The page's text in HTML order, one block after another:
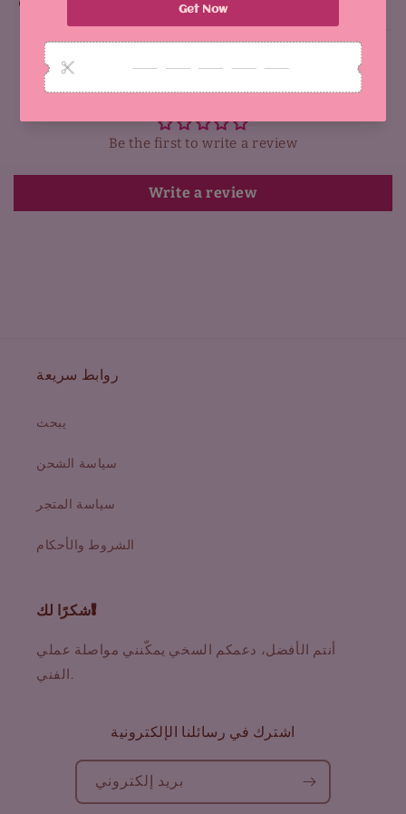
Why You'll Love It:
Customer Reviews
Be the first to write a review
Write a review
روابط سريعة
يبحث
سياسة الشحن
سياسة المتجر
الشروط والأحكام
شكرًا لك!
أنتم الأفضل، دعمكم السخي يمكّنني مواصلة عملي
الفني.
اشترك في رسائلنا الإلكترونية
بريد إلكتروني